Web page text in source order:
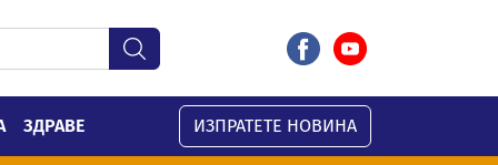
ЗДРАВЕ ИЗПРАТЕТЕ НОВИНА